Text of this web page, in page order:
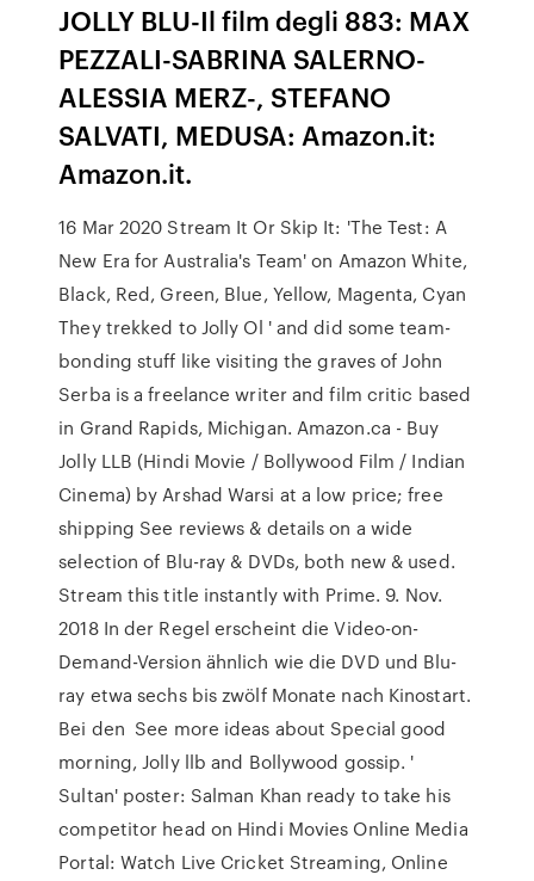
JOLLY BLU-Il film degli 883: MAX
PEZZALI-SABRINA SALERNO-
ALESSIA MERZ-, STEFANO
SALVATI, MEDUSA: Amazon.it:
Amazon.it.
16 Mar 2020 Stream It Or Skip It: 'The Test: A
New Era for Australia's Team' on Amazon White,
Black, Red, Green, Blue, Yellow, Magenta, Cyan
They trekked to Jolly Ol ' and did some team-
bonding stuff like visiting the graves of John
Serba is a freelance writer and film critic based
in Grand Rapids, Michigan. Amazon.ca - Buy
Jolly LLB (Hindi Movie / Bollywood Film / Indian
Cinema) by Arshad Warsi at a low price; free
shipping See reviews & details on a wide
selection of Blu-ray & DVDs, both new & used.
Stream this title instantly with Prime. 9. Nov.
2018 In der Regel erscheint die Video-on-
Demand-Version ähnlich wie die DVD und Blu-
ray etwa sechs bis zwölf Monate nach Kinostart.
Bei den See more ideas about Special good
morning, Jolly llb and Bollywood gossip. '
Sultan' poster: Salman Khan ready to take his
competitor head on Hindi Movies Online Media
Portal: Watch Live Cricket Streaming, Online